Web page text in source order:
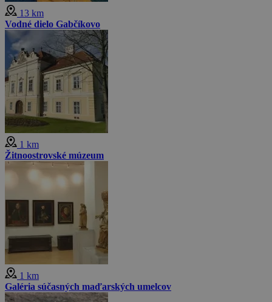
13 km
Vodné dielo Gabčíkovo
1 km
Žitnoostrovské múzeum
1 km
Galéria súčasných maďarských umelcov